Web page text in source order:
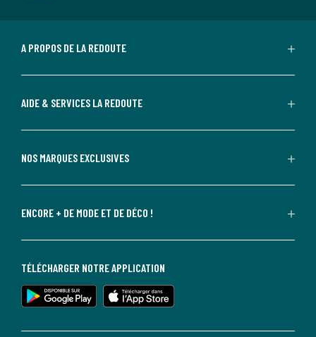
A PROPOS DE LA REDOUTE
AIDE & SERVICES LA REDOUTE
NOS MARQUES EXCLUSIVES
ENCORE + DE MODE ET DE DÉCO !
TÉLÉCHARGER NOTRE APPLICATION